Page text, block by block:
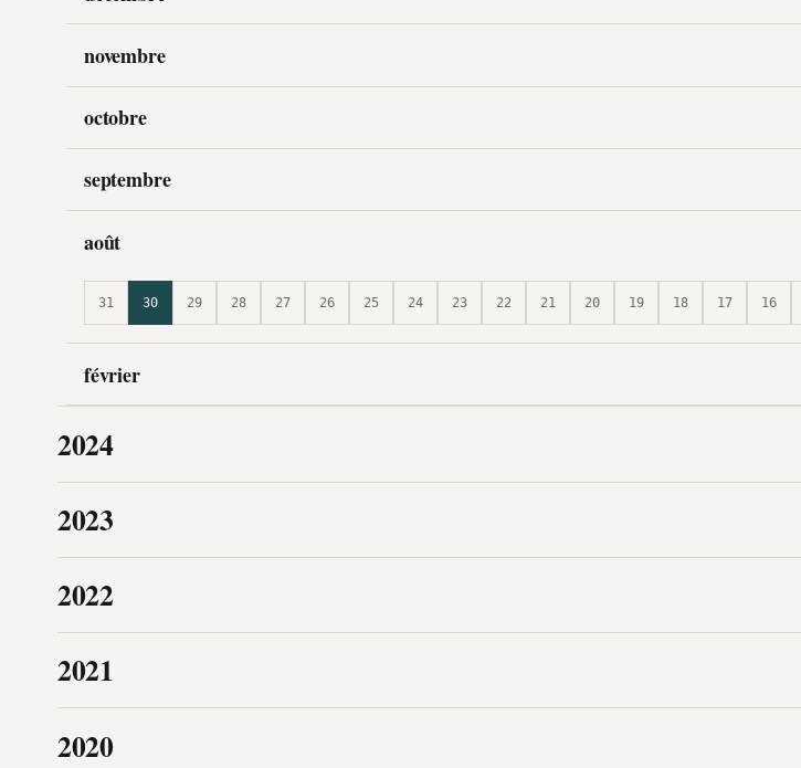
novembre
octobre
septembre
août
31 30 29 28 27 26 25 24 23 22 21 20 19 18 17 16
février
2024
2023
2022
2021
2020